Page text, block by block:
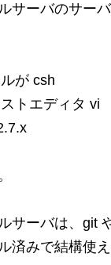
サーバのサーバ
が csh
トエディタ vi
サーバは、git
済みで結構使え